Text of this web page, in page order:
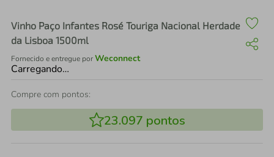
Vinho Paço Infantes Rosé Touriga Nacional Herdade
da Lisboa 1500ml
Fornecido e entregue porWeconnect
Carregando…
Compre com pontos:
23.097 pontos